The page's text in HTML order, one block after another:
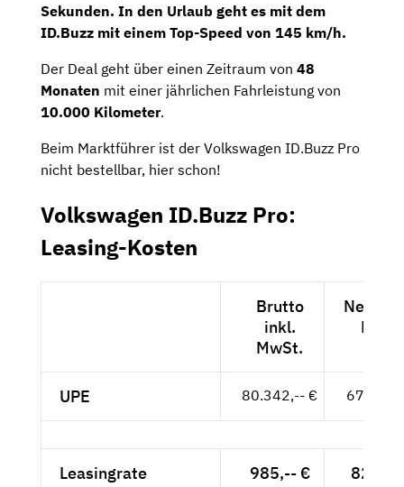
Sekunden. In den Urlaub geht es mit dem
ID.Buzz mit einem Top-Speed von 145 km/h.
Der Deal geht über einen Zeitraum von 48
Monaten mit einer jährlichen Fahrleistung von
10.000 Kilometer.
Beim Marktführer ist der Volkswagen ID.Buzz Pro
nicht bestellbar, hier schon!
Volkswagen ID.Buzz Pro:
Leasing-Kosten
Brutto
inkl.
MwSt.
Netto
UPE 80.342,-- €
Leasingrate 985,-- €